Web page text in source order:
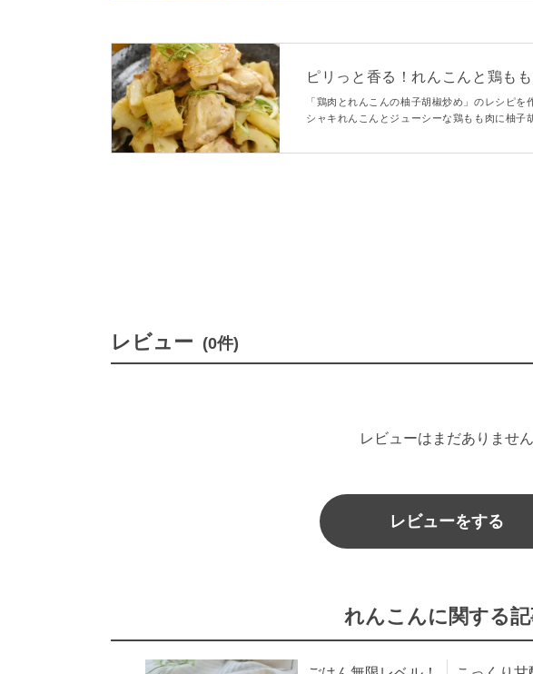
ピリっと香る！れんこんと鶏も
「鶏肉とれんこんの柚子胡椒炒め」のレシピ
シャキれんこんとジューシーな鶏もも肉に柚子
し！
レビュー (0件)
レビューはまだありません
レビューをする
れんこんに関する